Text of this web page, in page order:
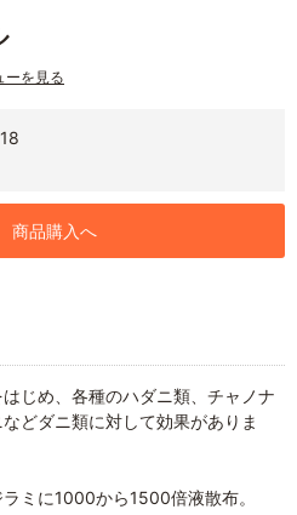
ーを見る
商品購入へ
じめ、各種のハダニ類、チャノナ
どダニ類に対して効果がありま
ミに1000から1500倍液散布。